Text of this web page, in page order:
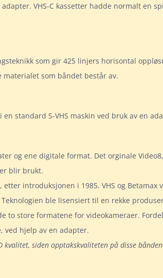
VHS-C kassetter hadde normalt en
som gir 425 linjers horisontal
materialet som båndet består av.
standard S-VHS maskin ved bruk av en
og ene digitale format. Det orginale
blir brukt.
introduksjonen i 1985. VHS og
ble lisensiert til en rekke
to store formatene for videokameraer.
ved hjelp av en adapter.
siden opptakskvaliteten på disse